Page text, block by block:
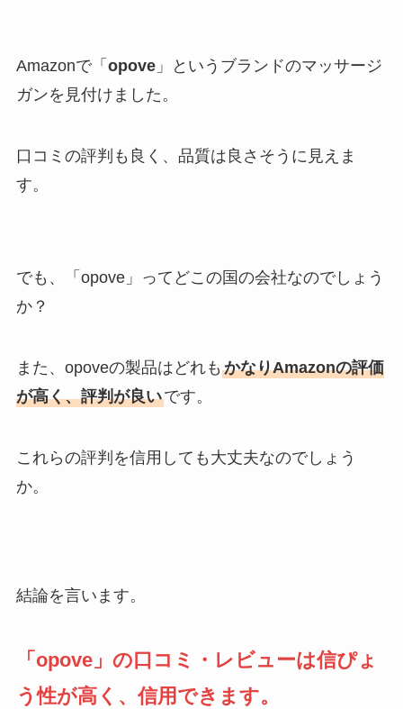
Amazonで「 opove」というブランドのマッサージ
ガンを見付けました。
口コミの評判も良く、品質は良さそうに見えま
す。
でも、「opove」ってどこの国の会社なのでしょう
か？
また、opoveの製品はどれも かなりAmazonの評価
が高く、評判が良いです。
これらの評判を信用しても大丈夫なのでしょう
か。
結論を言います。
「opove」の口コミ・レビューは信ぴょ
う性が高く、信用できます。